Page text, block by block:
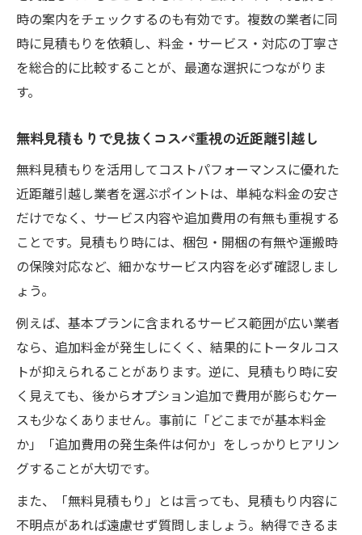
時の案内をチェックするのも有効です。複数の業者に同
時に見積もりを依頼し、料金・サービス・対応の丁寧さ
を総合的に比較することが、最適な選択につながりま
す。
無料見積もりで見抜くコスパ重視の近距離引越し
無料見積もりを活用してコストパフォーマンスに優れた
近距離引越し業者を選ぶポイントは、単純な料金の安さ
だけでなく、サービス内容や追加費用の有無も重視する
ことです。見積もり時には、梱包・開梱の有無や運搬時
の保険対応など、細かなサービス内容を必ず確認しまし
ょう。
例えば、基本プランに含まれるサービス範囲が広い業者
なら、追加料金が発生しにくく、結果的にトータルコス
トが抑えられることがあります。逆に、見積もり時に安
く見えても、後からオプション追加で費用が膨らむケー
スも少なくありません。事前に「どこまでが基本料金
か」「追加費用の発生条件は何か」をしっかりヒアリン
グすることが大切です。
また、「無料見積もり」とは言っても、見積もり内容に
不明点があれば遠慮せず質問しましょう。納得できるま